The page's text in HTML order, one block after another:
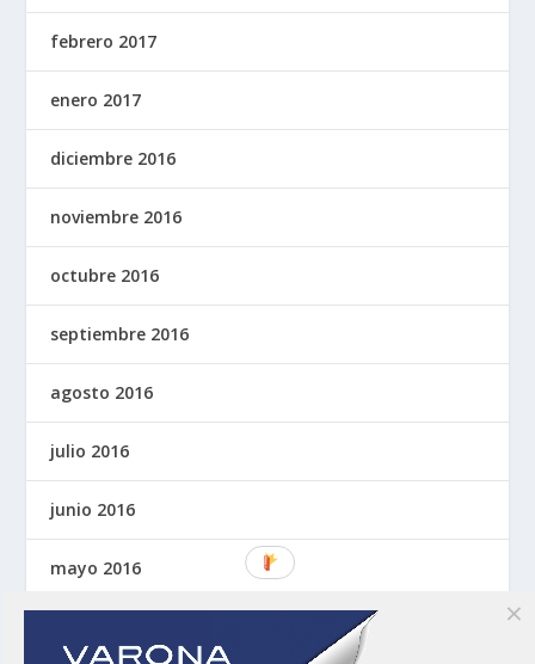
febrero 2017
enero 2017
diciembre 2016
noviembre 2016
octubre 2016
septiembre 2016
agosto 2016
julio 2016
junio 2016
mayo 2016